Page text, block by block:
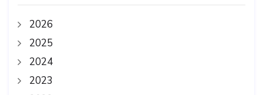
2026
2025
2024
2023